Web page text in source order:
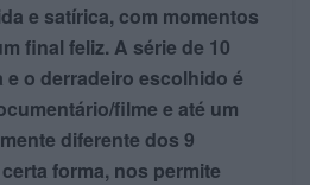
e satírica, com momentos
final feliz. A série de 10
o derradeiro escolhido é
filme e até um
diferente dos 9
forma, nos permite